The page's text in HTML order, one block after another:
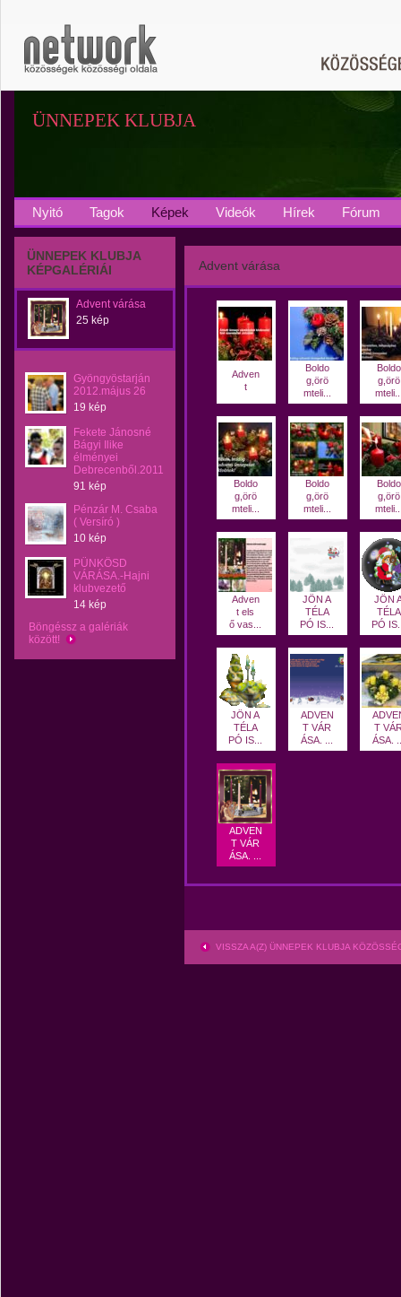
ÜNNEPEK KLUBJA
Nyitó Tagok Képek Videók Hírek Fórum
ÜNNEPEK KLUBJA
KÉPGALÉRIÁI
Advent várása
25 kép
Gyöngyöstarján
2012.május 26
19 kép
Fekete Jánosné
Bágyi Ilike
élményei
Debrecenből.2011
91 kép
Pénzár M. Csaba
( Versíró )
10 kép
PÜNKÖSD
VÁRÁSA.-Hajni
klubvezető
14 kép
Böngéssz a galériák
között!
Advent várása
Adven
t
Boldo
g,örö
mteli...
Boldo
g,örö
Boldo
g,örö
mteli...
Boldo
g,örö
mteli...
Boldo
g,örö
Adven
t els
ő vas...
JÖN A
TÉLA
PÓ IS...
JÖN
TÉLA
PÓ
JÖN A
TÉLA
PÓ IS...
ADVEN
T VÁR
ÁSA. ...
T
ÁSA.
ADVEN
T VÁR
ÁSA. ...
VISSZA A(Z) ÜNNEPEK KLUBJA